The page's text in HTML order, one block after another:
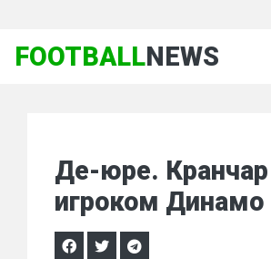
FOOTBALLNEWS
Де-юре. Кранчар
игроком Динамо